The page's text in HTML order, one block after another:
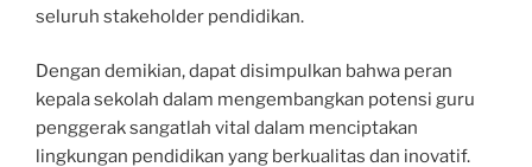
seluruh stakeholder pendidikan.
Dengan demikian, dapat disimpulkan bahwa peran
kepala sekolah dalam mengembangkan potensi guru
penggerak sangatlah vital dalam menciptakan
lingkungan pendidikan yang berkualitas dan inovatif.